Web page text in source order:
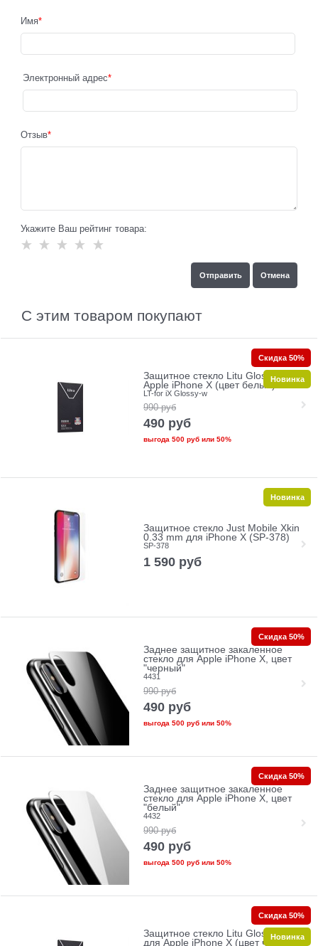
Имя
Электронный адрес
Отзыв
Укажите Ваш рейтинг товара:
С этим товаром покупают
Защитное стекло Litu Glossy для
Apple iPhone X (цвет белый)
LT-for iX Glossy-w
990 руб
490 руб
выгода 500 рубили 50%
Скидка 50%
Новинка
Защитное стекло Just Mobile Xkin
0.33 mm для iPhone X (SP-378)
SP-378
1 590 руб
Новинка
Заднее защитное закаленное
стекло для Apple iPhone X, цвет
"черный"
4431
990 руб
490 руб
выгода 500 рубили 50%
Скидка 50%
Заднее защитное закаленное
стекло для Apple iPhone X, цвет
"белый"
4432
990 руб
490 руб
выгода 500 рубили 50%
Скидка 50%
Защитное стекло Litu Glossy 3D
для Apple iPhone X (цвет черный)
Скидка 50%
Новинка